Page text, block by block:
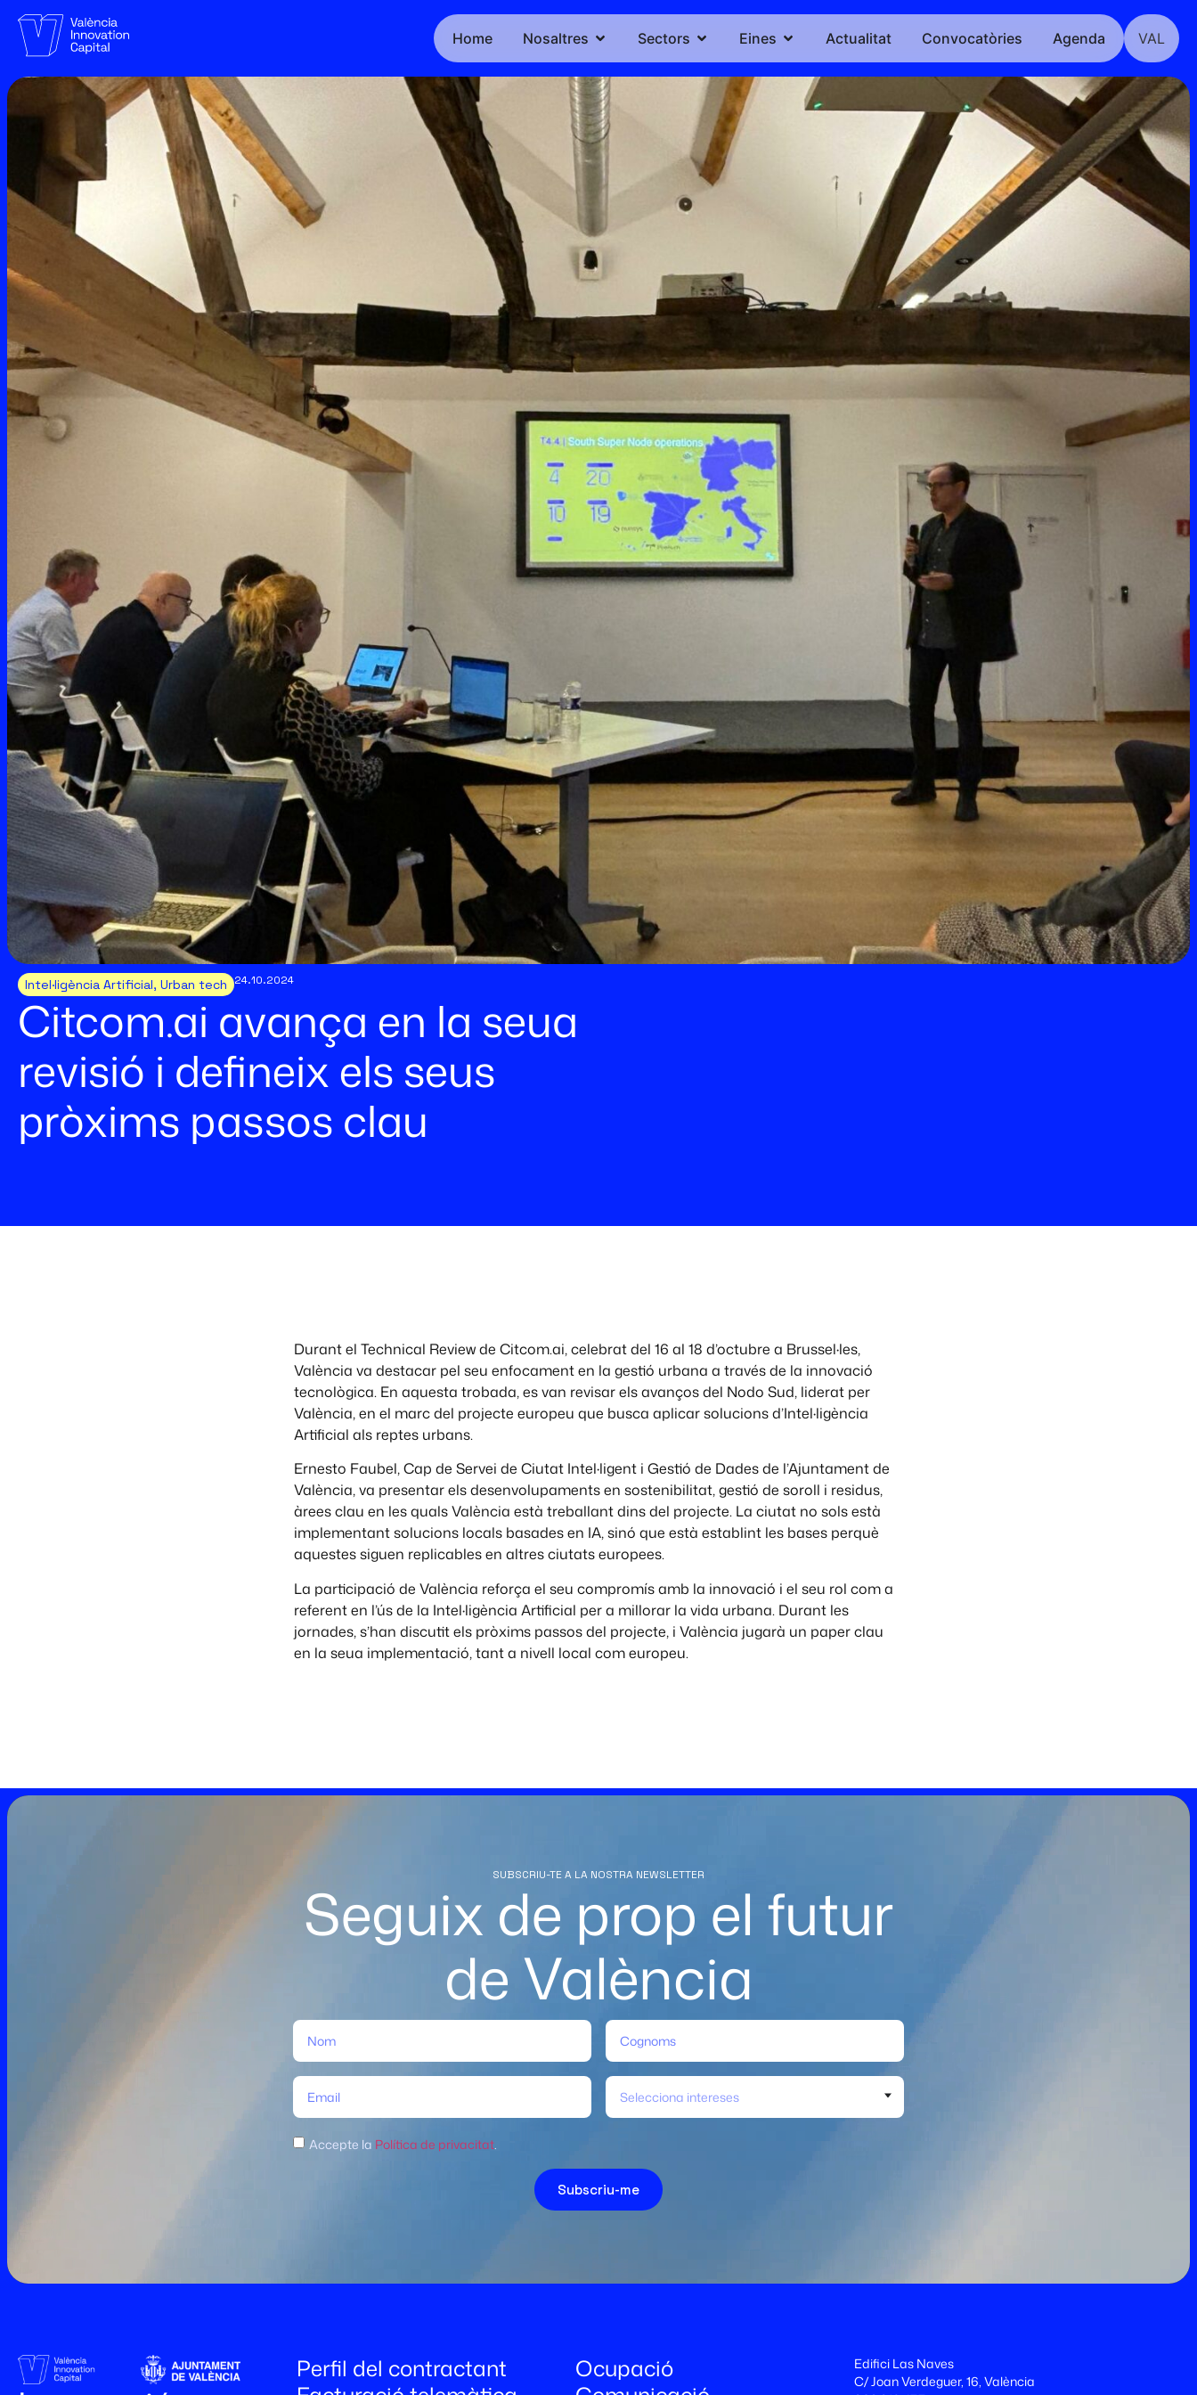
Home Nosaltres Sectors Eines Actualitat Convocatòries Agenda VAL
Intel·ligència Artificial, Urban tech 24.10.2024
Citcom.ai avança en la seua
revisió i defineix els seus
pròxims passos clau
Durant el Technical Review de Citcom.ai, celebrat del 16 al 18 d’octubre a Brussel·les,
València va destacar pel seu enfocament en la gestió urbana a través de la innovació
tecnològica. En aquesta trobada, es van revisar els avanços del Nodo Sud, liderat per
València, en el marc del projecte europeu que busca aplicar solucions d’Intel·ligència
Artificial als reptes urbans.
Ernesto Faubel, Cap de Servei de Ciutat Intel·ligent i Gestió de Dades de l’Ajuntament de
València, va presentar els desenvolupaments en sostenibilitat, gestió de soroll i residus,
àrees clau en les quals València està treballant dins del projecte. La ciutat no sols està
implementant solucions locals basades en IA, sinó que està establint les bases perquè
aquestes siguen replicables en altres ciutats europees.
La participació de València reforça el seu compromís amb la innovació i el seu rol com a
referent en l’ús de la Intel·ligència Artificial per a millorar la vida urbana. Durant les
jornades, s’han discutit els pròxims passos del projecte, i València jugarà un paper clau
en la seua implementació, tant a nivell local com europeu.
SUBSCRIU-TE A LA NOSTRA NEWSLETTER
Seguix de prop el futur
de València
Selecciona intereses
Accepte la Política de privacitat.
Subscriu-me
Perfil del contractant
Ocupació
Edifici Las Naves
C/ Joan Verdeguer, 16, València